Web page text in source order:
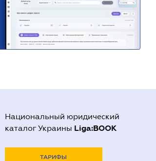
Национальный юридический
каталог Украины Liga:BOOK
ТАРИФЫ